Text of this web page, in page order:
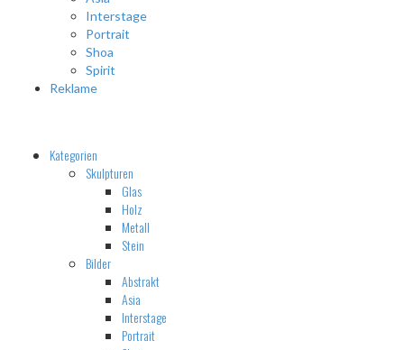
Interstage
Portrait
Shoa
Spirit
Reklame
Kategorien
Skulpturen
Glas
Holz
Metall
Stein
Bilder
Abstrakt
Asia
Interstage
Portrait